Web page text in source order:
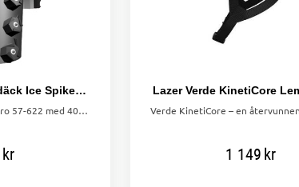
Schwalbe 29" Dubbdäck Ice Spiker Pro 57-622 – 402 Dubbar
Schwalbe 29" Ice Spiker Pro 57-622 med 402 dubbar och aluminiumpläterad kärna. Grymt grepp på isiga vägar, kanttrådsdäck för ökad hållbarhet.
kr
Lazer Verde KinetiCore
1 149kr